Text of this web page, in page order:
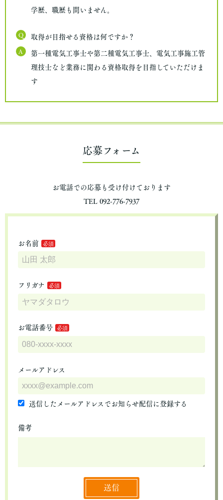
学歴、職歴も問いません。
Q 取得が目指せる資格は何ですか？
A
第一種電気工事士や第二種電気工事士、電気工事施工管
理技士など業務に関わる資格取得を目指していただけま
す
応募フォーム
お電話での応募も受け付けております
TEL 092-776-7937
お名前
フリガナ
お電話番号
メールアドレス
送信したメールアドレスでお知らせ配信に登録する
備考
送信